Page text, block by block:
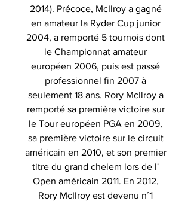
2014). Précoce, McIlroy a gagné
en amateur la Ryder Cup junior
2004, a remporté 5 tournois dont
le Championnat amateur
européen 2006, puis est passé
professionnel fin 2007 à
seulement 18 ans. Rory McIlroy a
remporté sa première victoire sur
le Tour européen PGA en 2009,
sa première victoire sur le circuit
américain en 2010, et son premier
titre du grand chelem lors de l'
Open américain 2011. En 2012,
Rory McIlroy est devenu n°1